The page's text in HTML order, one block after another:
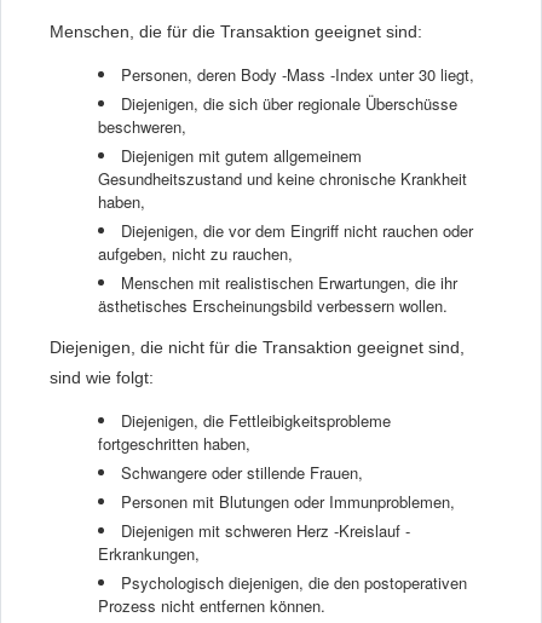
Menschen, die für die Transaktion geeignet sind:
Personen, deren Body -Mass -Index unter 30 liegt,
Diejenigen, die sich über regionale Überschüsse
beschweren,
Diejenigen mit gutem allgemeinem
Gesundheitszustand und keine chronische Krankheit
haben,
Diejenigen, die vor dem Eingriff nicht rauchen oder
aufgeben, nicht zu rauchen,
Menschen mit realistischen Erwartungen, die ihr
ästhetisches Erscheinungsbild verbessern wollen.
Diejenigen, die nicht für die Transaktion geeignet sind,
sind wie folgt:
Diejenigen, die Fettleibigkeitsprobleme
fortgeschritten haben,
Schwangere oder stillende Frauen,
Personen mit Blutungen oder Immunproblemen,
Diejenigen mit schweren Herz -Kreislauf -
Erkrankungen,
Psychologisch diejenigen, die den postoperativen
Prozess nicht entfernen können.